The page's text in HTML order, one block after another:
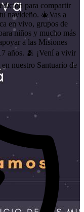
para compartir
navideño. 🎄Vas a
en vivo, grupos de
niños y mucho más
a las Misiones
años. 🫂 ¡Vení a vivir
nuestro Santuario de